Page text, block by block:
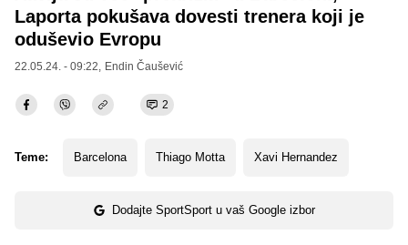
Laporta pokušava dovesti trenera koji je
oduševio Evropu
22.05.24. - 09:22, Endin Čaušević
2
Teme: Barcelona Thiago Motta Xavi Hernandez
Dodajte SportSport u vaš Google izbor